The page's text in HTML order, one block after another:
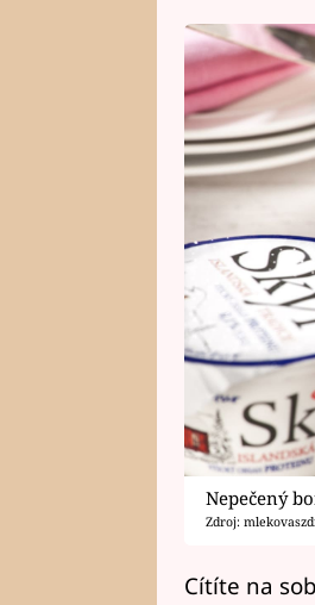
Nepečený
Zdroj:
Cítíte na